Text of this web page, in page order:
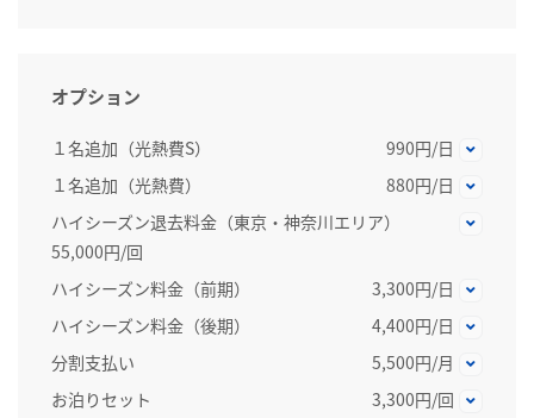
オプション
１名追加（光熱費S）
990円/日
１名追加（光熱費）
880円/日
ハイシーズン退去料金（東京・神奈川エリア）
55,000円/回
ハイシーズン料金（前期）
3,300円/日
ハイシーズン料金（後期）
4,400円/日
分割支払い
5,500円/月
お泊りセット
3,300円/回